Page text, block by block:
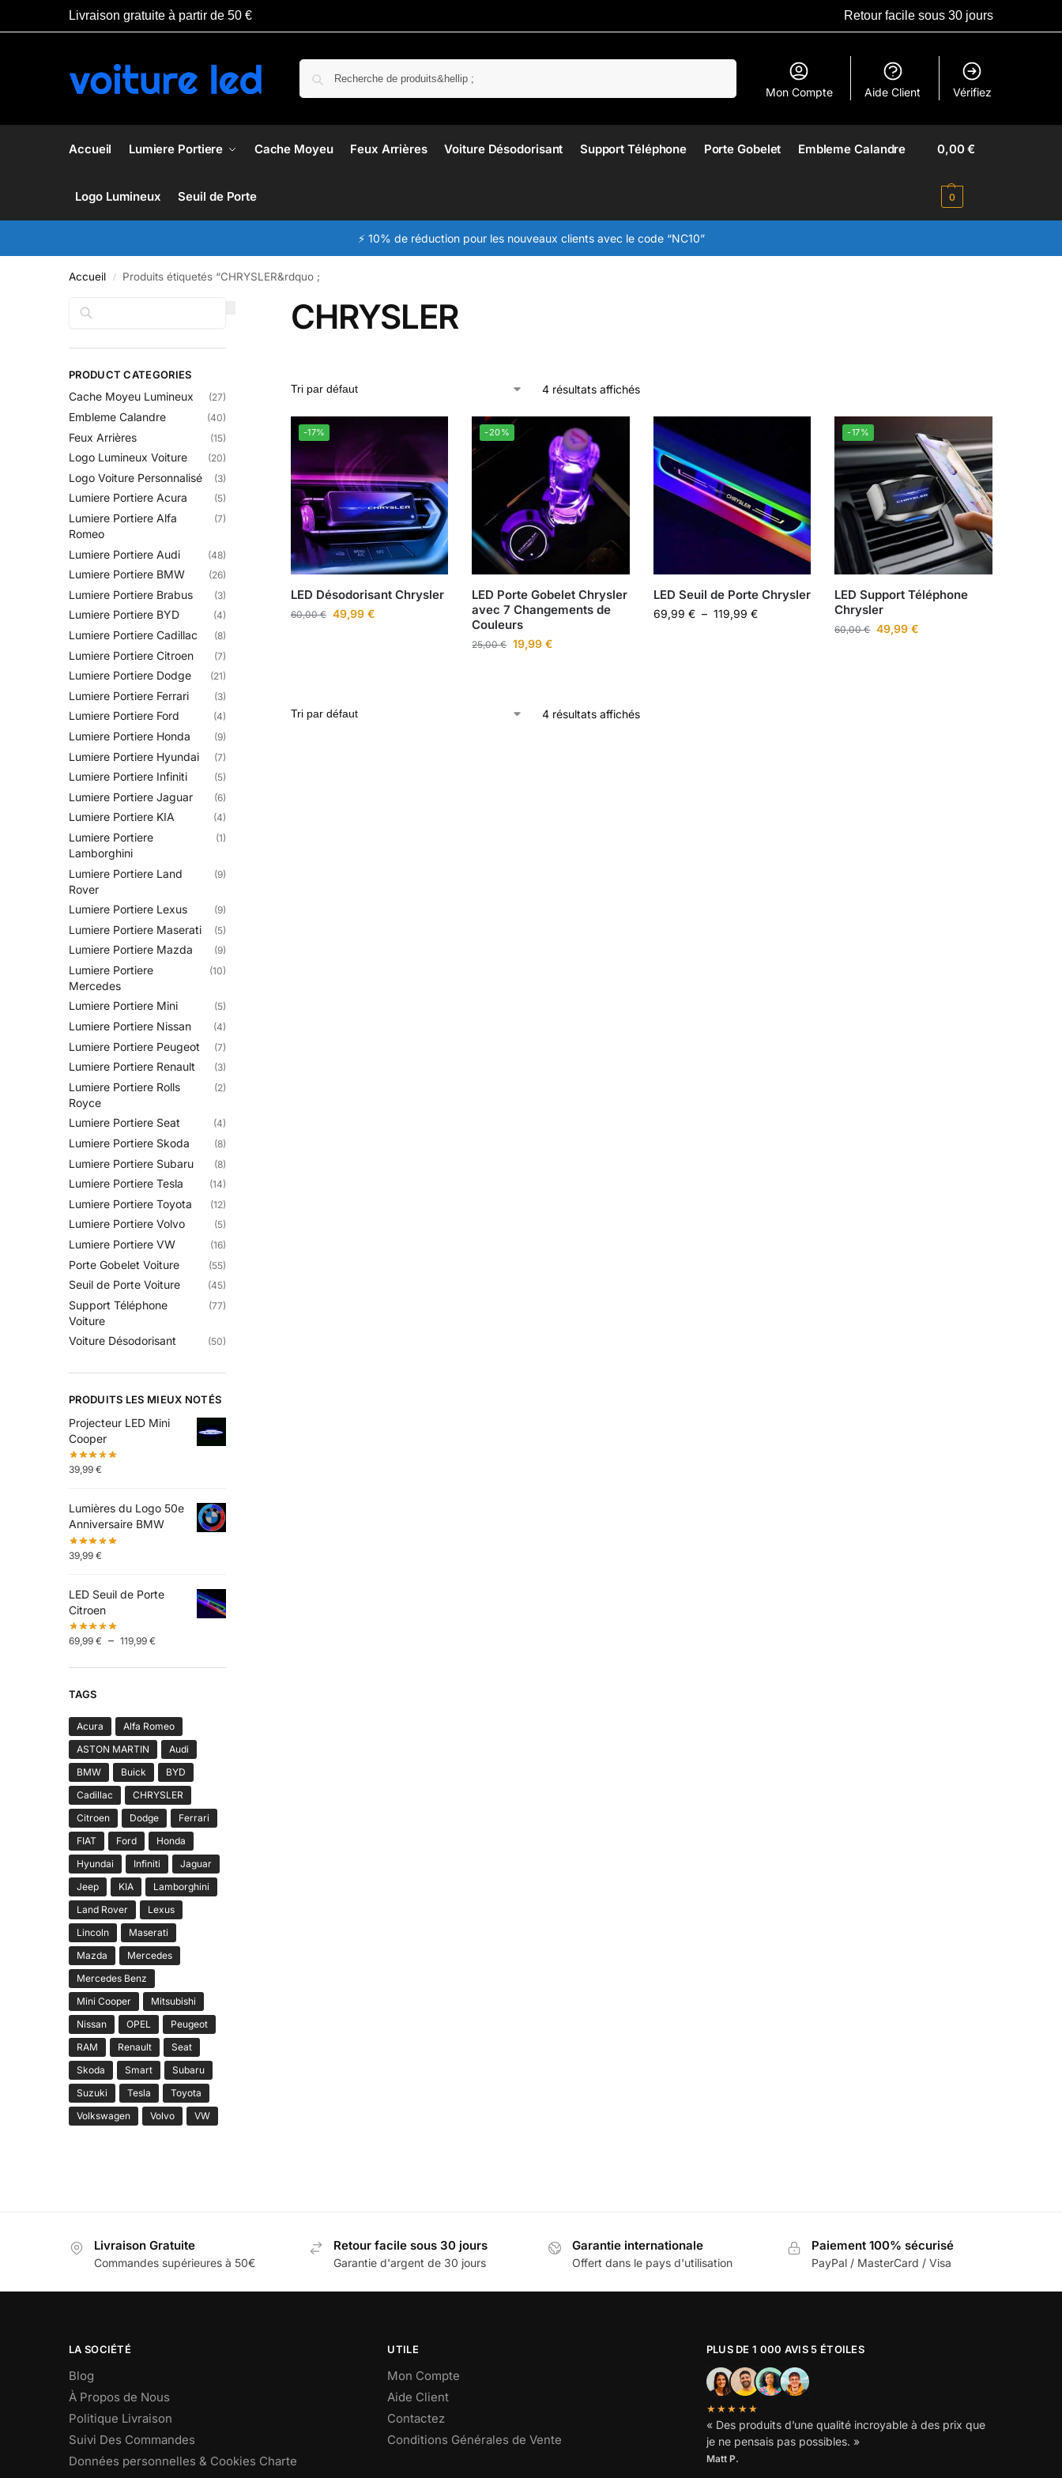
Livraison gratuite à partir de 50 € Retour facile sous 30 jours
Mon Compte Aide Client Vérifiez
Accueil Lumiere Portiere Cache Moyeu Feux Arrières Voiture Désodorisant Support Téléphone Porte Gobelet Embleme Calandre​
Logo Lumineux Seuil de Porte
0,00€
0
⚡ 10% de réduction pour les nouveaux clients avec le code “NC10”
Accueil / Produits étiquetés “CHRYSLER&rdquo ;
CHRYSLER
4 résultats affichés
-17%
LED Désodorisant Chrysler
60,00€ 49,99 €
-20%
LED Porte Gobelet Chrysler
avec 7 Changements de
Couleurs
25,00€ 19,99€
LED Seuil de Porte Chrysler
69,99 € – 119,99 €
-17%
LED Support Téléphone
Chrysler
60,00€ 49,99€
4 résultats affichés
PRODUCT CATEGORIES
Cache Moyeu Lumineux (27)
Embleme Calandre​ (40)
Feux Arrières (15)
Logo Lumineux Voiture (20)
Logo Voiture Personnalisé (3)
Lumiere Portiere Acura (5)
Lumiere Portiere Alfa
Romeo
(7)
Lumiere Portiere Audi (48)
Lumiere Portiere BMW (26)
Lumiere Portiere Brabus (3)
Lumiere Portiere BYD (4)
Lumiere Portiere Cadillac (8)
Lumiere Portiere Citroen (7)
Lumiere Portiere Dodge (21)
Lumiere Portiere Ferrari (3)
Lumiere Portiere Ford (4)
Lumiere Portiere Honda (9)
Lumiere Portiere Hyundai (7)
Lumiere Portiere Infiniti (5)
Lumiere Portiere Jaguar (6)
Lumiere Portiere KIA (4)
Lumiere Portiere
Lamborghini
(1)
Lumiere Portiere Land
Rover
(9)
Lumiere Portiere Lexus (9)
Lumiere Portiere Maserati (5)
Lumiere Portiere Mazda (9)
Lumiere Portiere
Mercedes
(10)
Lumiere Portiere Mini (5)
Lumiere Portiere Nissan (4)
Lumiere Portiere Peugeot (7)
Lumiere Portiere Renault (3)
Lumiere Portiere Rolls
Royce
(2)
Lumiere Portiere Seat (4)
Lumiere Portiere Skoda (8)
Lumiere Portiere Subaru (8)
Lumiere Portiere Tesla (14)
Lumiere Portiere Toyota (12)
Lumiere Portiere Volvo (5)
Lumiere Portiere VW (16)
Porte Gobelet Voiture (55)
Seuil de Porte Voiture (45)
Support Téléphone
Voiture
(77)
Voiture Désodorisant (50)
PRODUITS LES MIEUX NOTÉS
Projecteur LED Mini
Cooper
39,99 €
Lumières du Logo 50e
Anniversaire BMW
39,99 €
LED Seuil de Porte
Citroen
69,99 € – 119,99 €
TAGS
Acura
Alfa Romeo
ASTON MARTIN
Audi
BMW
Buick
BYD
Cadillac
CHRYSLER
Citroen
Dodge
Ferrari
FIAT
Ford
Honda
Hyundai
Infiniti
Jaguar
Jeep
KIA
Lamborghini
Land Rover
Lexus
Lincoln
Maserati
Mazda
Mercedes
Mercedes Benz
Mini Cooper
Mitsubishi
Nissan
OPEL
Peugeot
RAM
Renault
Seat
Skoda
Smart
Subaru
Suzuki
Tesla
Toyota
Volkswagen
Volvo VW
Livraison Gratuite
Commandes supérieures à 50€
Retour facile sous 30 jours
Garantie d'argent de 30 jours
Garantie internationale
Offert dans le pays d'utilisation
Paiement 100% sécurisé
PayPal / MasterCard / Visa
LA SOCIÉTÉ
Blog
À Propos de Nous
Politique Livraison
Suivi Des Commandes
Données personnelles & Cookies Charte
UTILE
Mon Compte
Aide Client
Contactez
Conditions Générales de Vente
PLUS DE 1 000 AVIS 5 ÉTOILES
★★★★★
« Des produits d’une qualité incroyable à des prix que
je ne pensais pas possibles. »
Matt P.